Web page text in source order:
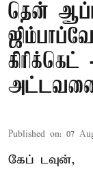
தென்
Published on: 07
கேப் டவுன்,